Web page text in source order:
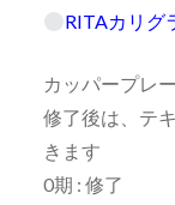
RITAカリグ
カッパープレ
修了後は、テ
きます
0期 : 修了